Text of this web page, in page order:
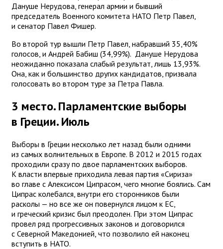
Дануше Нерудова, генерал армии и бывший
председатель Военного комитета НАТО Петр Павел,
и сенатор Павел Фишер.
Во второй тур вышли Петр Павел, набравший 35,40%
голосов, и Андрей Бабиш (34,99%). Дануше Нерудова
неожиданно показала слабый результат, лишь 13,93%.
Она, как и большинство других кандидатов, призвала
голосовать во втором туре за Петра Павла.
3 место. Парламентские выборы
в Греции. Июль
Выборы в Греции несколько лет назад были одними
из самых волнительных в Европе. В 2012 и 2015 годах
проходили сразу по двое парламентских выборов.
К власти впервые приходила левая партия «Сириза»
во главе с Алексисом Ципрасом, чего многие боялись. Сам
Ципрас колебался, внутри его сторонников были
расколы — но все же он повернулся лицом к ЕС,
и греческий кризис был преодолен. При этом Ципрас
провел ряд прогрессивных законов и договорился
с Северной Македонией, что позволило ей наконец
вступить в НАТО.